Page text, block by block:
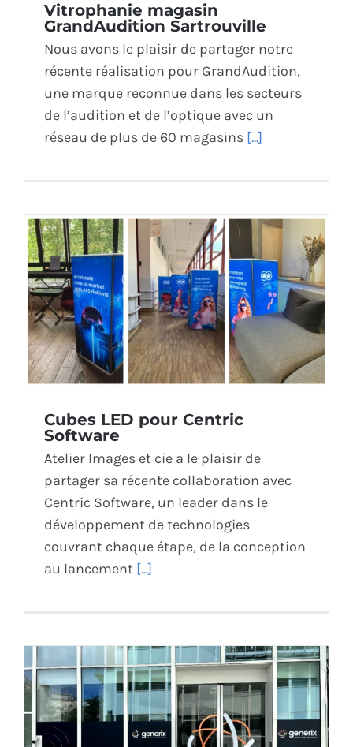
Vitrophanie magasin
GrandAudition Sartrouville
Nous avons le plaisir de partager notre
récente réalisation pour GrandAudition,
une marque reconnue dans les secteurs
de l’audition et de l’optique avec un
réseau de plus de 60 magasins [...]
Cubes LED pour Centric
Software
Atelier Images et cie a le plaisir de
partager sa récente collaboration avec
Centric Software, un leader dans le
développement de technologies
couvrant chaque étape, de la conception
au lancement [...]